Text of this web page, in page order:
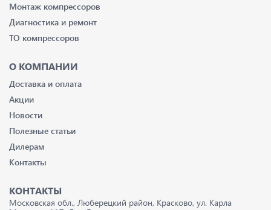
Монтаж компрессоров
Диагностика и ремонт
ТО компрессоров
О КОМПАНИИ
Доставка и оплата
Акции
Новости
Полезные статьи
Дилерам
Контакты
КОНТАКТЫ
Московская обл., Люберецкий район, Красково, ул. Карла